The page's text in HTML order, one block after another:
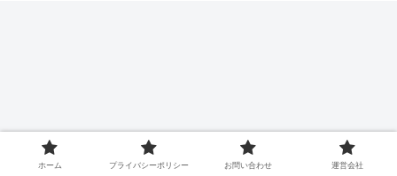
ホーム プライバシーポリシー お問い合わせ 運営会社